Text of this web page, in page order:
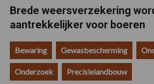
Brede weersverzekering
aantrekkelijker voor boeren
Bewaring Gewasbescherming
Onderzoek Precisielandbouw